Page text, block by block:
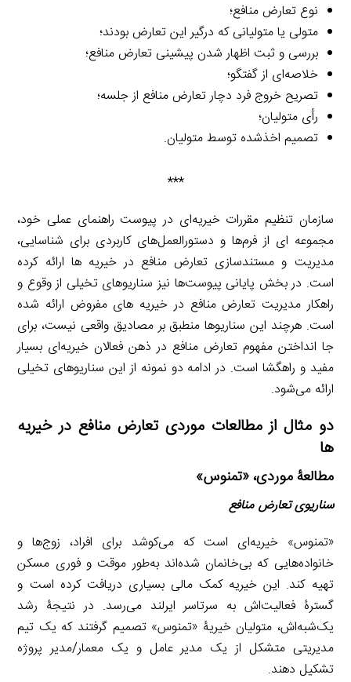
نوع تعارض منافع؛
متولی یا متولیانی که درگیر این تعارض بودند؛
بررسی و ثبت اظهار شدن پیشینی تعارض منافع؛
خلاصه‌ای از گفتگو؛
تصریح خروج فرد دچار تعارض منافع از جلسه؛
رأی متولیان؛
تصمیم اخذشده توسط متولیان.
***
سازمان تنظیم مقررات خیریه‌ای در پیوست راهنمای عملی خود،
مجموعه ای از فرم‌ها و دستورالعمل‌های کاربردی برای شناسایی،
مدیریت و مستندسازی تعارض منافع در خیریه ها ارائه کرده
است. در بخش پایانی پیوست‌ها نیز سناریوهای تخیلی از وقوع و
راهکار مدیریت تعارض منافع در خیریه های مفروض ارائه شده
است. هرچند این سناریوها منطبق بر مصادیق واقعی نیست، برای
جا انداختن مفهوم تعارض منافع در ذهن فعالان خیریه‌ای بسیار
مفید و راهگشا است. در ادامه دو نمونه از این سناریوهای تخیلی
ارائه می‌شود.
دو مثال از مطالعات موردی تعارض منافع در خیریه
ها
مطالعۀ موردی، «تمنوس»
سناریوی تعارض منافع
«تمنوس» خیریه‌ای است که می‌کوشد برای افراد، زوج‌ها و
خانواده‌هایی که بی‌خانمان شده‌اند به‌طور موقت و فوری مسکن
تهیه کند. این خیریه کمک مالی بسیاری دریافت کرده است و
گسترۀ فعالیت‌اش به سرتاسر ایرلند می‌رسد. در نتیجۀ رشد
یک‌شبه‌اش، متولیان خیریۀ «تمنوس» تصمیم گرفتند که یک تیم
مدیریتی متشکل از یک مدیر عامل و یک معمار/مدیر پروژه
تشکیل دهند.